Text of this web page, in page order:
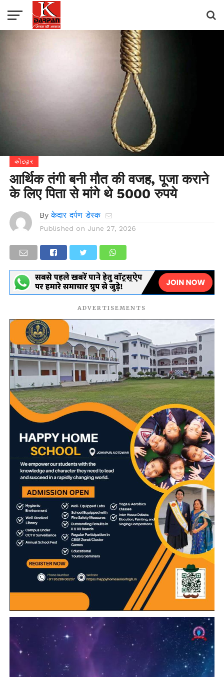
कोटद्वार
आर्थिक तंगी बनी मौत की वजह, पूजा कराने
के लिए पिता से मांगे थे 5000 रुपये
By केदार दर्पण डेस्क
Published on June 27, 2026
ADVERTISEMENTS